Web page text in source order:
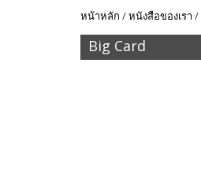
หน้าหลัก /หนังสือของเรา /
Big Card